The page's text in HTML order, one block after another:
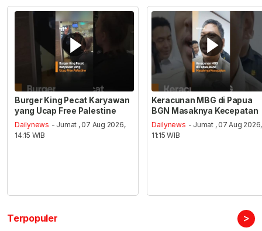
Burger King Pecat Karyawan
yang Ucap Free Palestine
Dailynews - Jumat , 07 Aug 2026,
14:15 WIB
Keracunan MBG di Papua
BGN Masaknya Kecepatan
Dailynews - Jumat , 07 Aug 2026,
11:15 WIB
Terpopuler >